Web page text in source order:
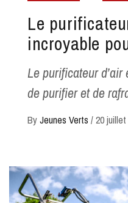
Le
incroyable
Le purificateur
de purifier et de
ByJeunes Verts /20 juillet